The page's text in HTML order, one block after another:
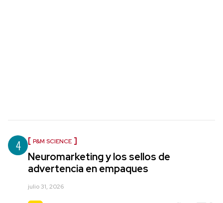
4 P&M SCIENCE
Neuromarketing y los sellos de
advertencia en empaques
julio 31, 2026